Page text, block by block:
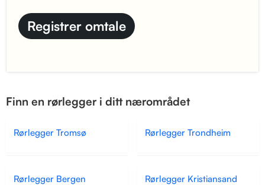
Finn en rørlegger i ditt nærområdet
Rørlegger Tromsø Rørlegger Trondheim
Rørlegger Bergen Rørlegger Kristiansand